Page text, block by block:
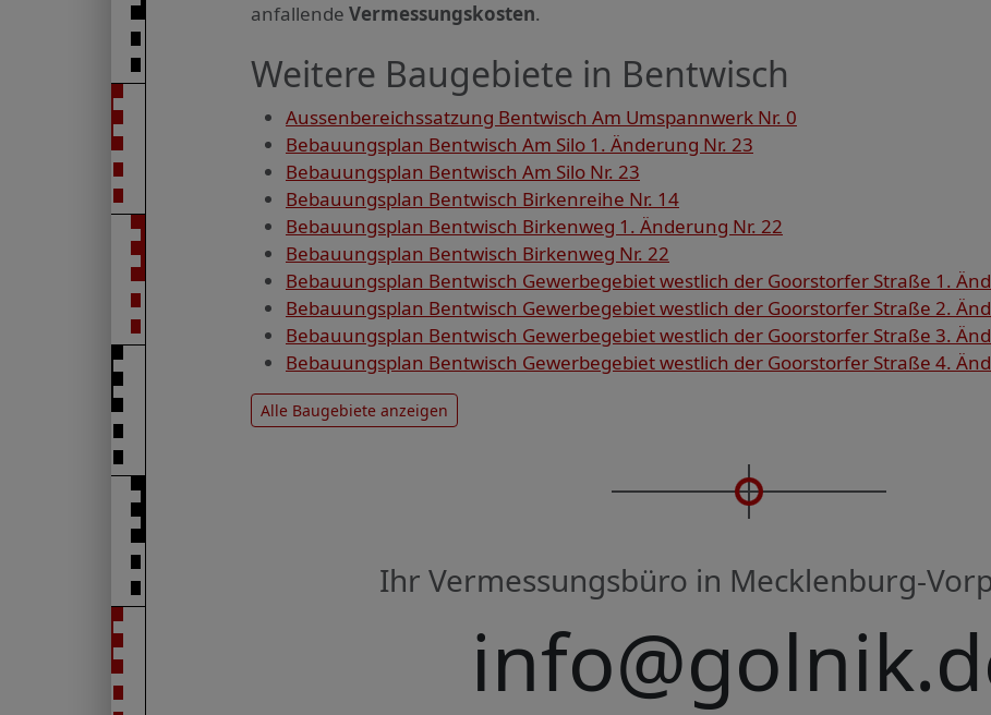
anfallende Vermessungskosten.
Weitere Baugebiete in Bentwisch
Aussenbereichssatzung Bentwisch Am Umspannwerk Nr. 0
Bebauungsplan Bentwisch Am Silo 1. Änderung Nr. 23
Bebauungsplan Bentwisch Am Silo Nr. 23
Bebauungsplan Bentwisch Birkenreihe Nr. 14
Bebauungsplan Bentwisch Birkenweg 1. Änderung Nr. 22
Bebauungsplan Bentwisch Birkenweg Nr. 22
Bebauungsplan Bentwisch Gewerbegebiet westlich der Goorstorfer Straße 1.
Bebauungsplan Bentwisch Gewerbegebiet westlich der Goorstorfer Straße 2.
Bebauungsplan Bentwisch Gewerbegebiet westlich der Goorstorfer Straße 3.
Bebauungsplan Bentwisch Gewerbegebiet westlich der Goorstorfer Straße 4.
Alle Baugebiete anzeigen
Ihr Vermessungsbüro in Mecklenburg-